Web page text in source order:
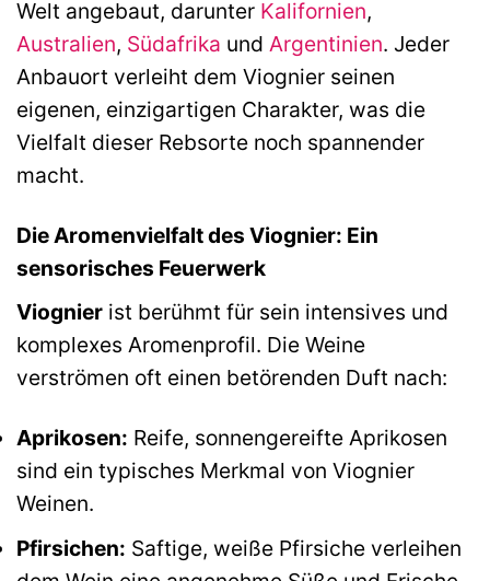
Welt angebaut, darunter Kalifornien,
Australien, Südafrika und Argentinien. Jeder
Anbauort verleiht dem Viognier seinen
eigenen, einzigartigen Charakter, was die
Vielfalt dieser Rebsorte noch spannender
macht.
Die Aromenvielfalt des Viognier: Ein
sensorisches Feuerwerk
Viognier ist berühmt für sein intensives und
komplexes Aromenprofil. Die Weine
verströmen oft einen betörenden Duft nach:
Aprikosen: Reife, sonnengereifte Aprikosen
sind ein typisches Merkmal von Viognier
Weinen.
Pfirsichen: Saftige, weiße Pfirsiche verleihen